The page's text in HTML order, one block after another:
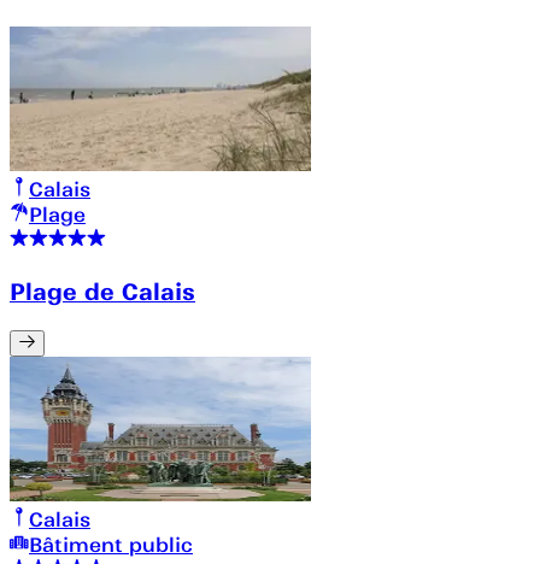
Calais
Plage
Plage de Calais
Calais
Bâtiment public